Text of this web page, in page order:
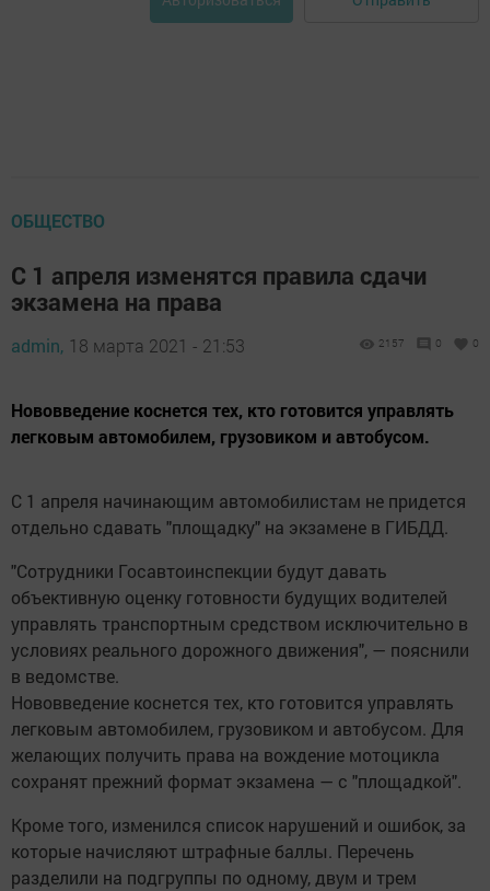
ОБЩЕСТВО
С 1 апреля изменятся правила сдачи
экзамена на права
admin, 18 марта 2021 - 21:53 2157 0 0
Нововведение коснется тех, кто готовится управлять
легковым автомобилем, грузовиком и автобусом.
С 1 апреля начинающим автомобилистам не придется
отдельно сдавать "площадку" на экзамене в ГИБДД.
"Сотрудники Госавтоинспекции будут давать
объективную оценку готовности будущих водителей
управлять транспортным средством исключительно в
условиях реального дорожного движения", — пояснили
в ведомстве.
Нововведение коснется тех, кто готовится управлять
легковым автомобилем, грузовиком и автобусом. Для
желающих получить права на вождение мотоцикла
сохранят прежний формат экзамена — с "площадкой".
Кроме того, изменился список нарушений и ошибок, за
которые начисляют штрафные баллы. Перечень
разделили на подгруппы по одному, двум и трем